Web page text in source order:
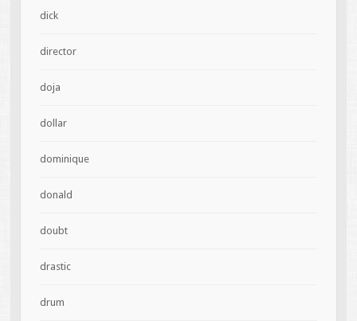
dick
director
doja
dollar
dominique
donald
doubt
drastic
drum